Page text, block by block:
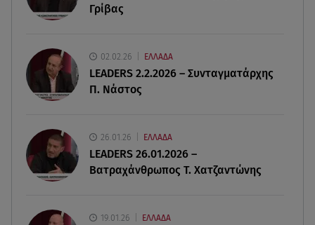
07.08.26 , 12:35
Τουρισμός για όλους: Συνεχίζονται οι αιτήσεις –
07.08.26 , 12:07
Marfin: Προθεσμία για να απολογηθεί πήρε η
46χρονη
07.08.26 , 12:00
4 (πολύ σημαντικά) πράγματα που
αποκαλύπτουν οι διακοπές για τη σχέση σου
Γρίβας
02.02.26 ΕΛΛΑΔΑ
LEADERS 2.2.2026 – Συνταγματάρχης
Π. Νάστος
26.01.26 ΕΛΛΑΔΑ
LEADERS 26.01.2026 –
Βατραχάνθρωπος Τ. Χατζαντώνης
19.01.26 ΕΛΛΑΔΑ